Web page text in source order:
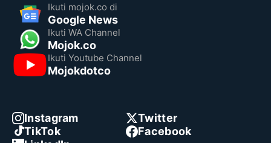
Ikuti mojok.co di
Google News
Ikuti WA Channel
Mojok.co
Ikuti Youtube Channel
Mojokdotco
Instagram
Twitter
TikTok
Facebook